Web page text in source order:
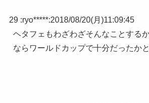
29 :ryo*****:2018/08/20(月)11:09:45
ヘタフェもわざわざそんなことする
ならワールドカップで十分だったかと